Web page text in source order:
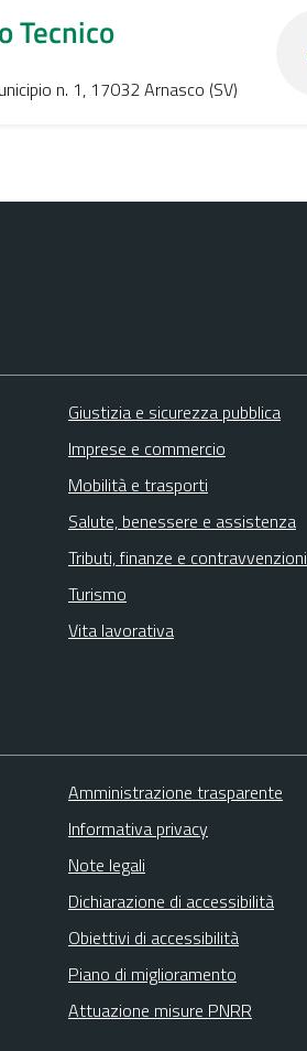
Tecnico
n. 1, 17032 Arnasco (SV)
Giustizia e sicurezza pubblica
Imprese e commercio
Mobilità e trasporti
Salute, benessere e assistenza
Tributi, finanze e contravvenzioni
Turismo
Vita lavorativa
Amministrazione trasparente
Informativa privacy
Note legali
Dichiarazione di accessibilità
Obiettivi di accessibilità
Piano di miglioramento
Attuazione misure PNRR